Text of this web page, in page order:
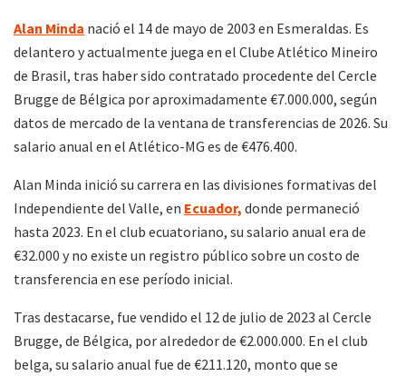
Alan Minda nació el 14 de mayo de 2003 en Esmeraldas. Es
delantero y actualmente juega en el Clube Atlético Mineiro
de Brasil, tras haber sido contratado procedente del Cercle
Brugge de Bélgica por aproximadamente €7.000.000, según
datos de mercado de la ventana de transferencias de 2026. Su
salario anual en el Atlético-MG es de €476.400.
Alan Minda inició su carrera en las divisiones formativas del
Independiente del Valle, en Ecuador, donde permaneció
hasta 2023. En el club ecuatoriano, su salario anual era de
€32.000 y no existe un registro público sobre un costo de
transferencia en ese período inicial.
Tras destacarse, fue vendido el 12 de julio de 2023 al Cercle
Brugge, de Bélgica, por alrededor de €2.000.000. En el club
belga, su salario anual fue de €211.120, monto que se